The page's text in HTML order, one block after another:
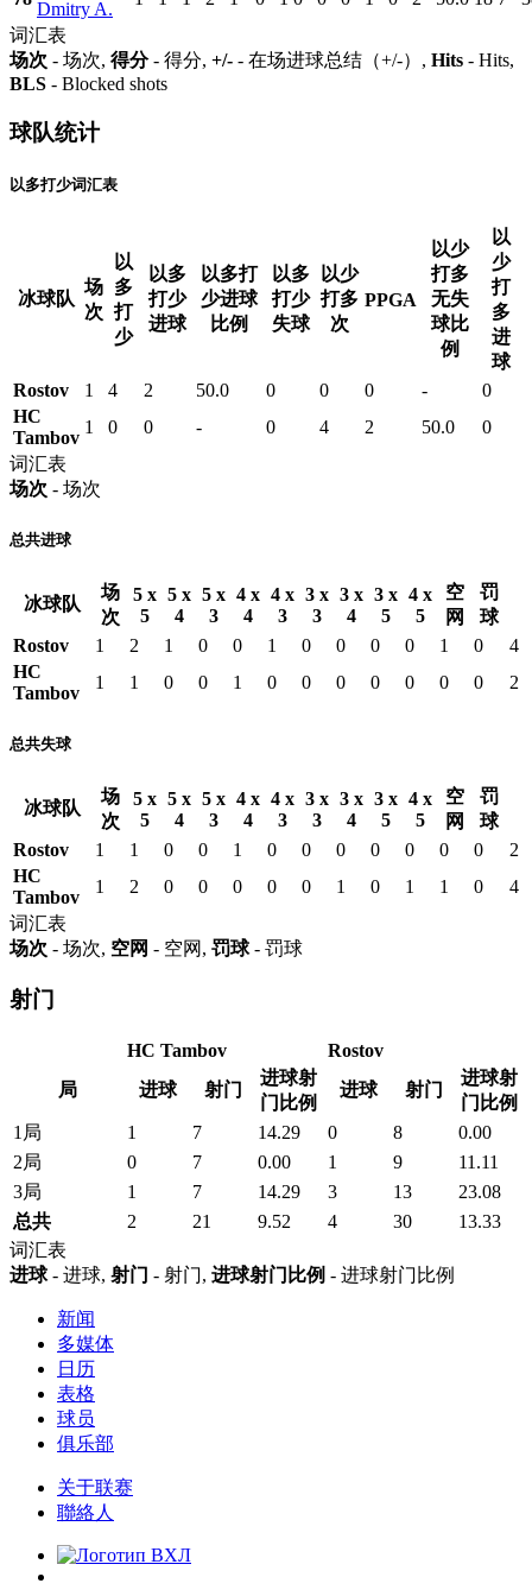
Dmitry A.
词汇表
场次 - 场次, 得分- 得分, +/- - 在场进球总结（+/-）, Hits - Hits,
BLS - Blocked shots
球队统计
以多打少词汇表
冰球队
场
次
以
多
打
少
以多
打少
进球
以多打
少进球
比例
以多
打少
失球
以少
打多
次
PPGA
以少
打多
无失
球比
例
以
少
打
多
进
球
Rostov
1 4 2 50.0 0 0 0 -
0
HC
Tambov
1 0 0 - 0 4 2 50.0
0
词汇表
场次 - 场次
总共进球
冰球队
场
次
5 x
5
5 x
4
5 x
3
4 x
4
4 x
3
3 x
3
3 x
4
3 x
5
4 x
5
空
网
罚
球
Rostov
1 2 1 0 0 1 0 0 0 0 1 0
4
HC
Tambov
1 1 0 0 1 0 0 0 0 0 0 0 2
总共失球
冰球队
场
次
5 x
5
5 x
4
5 x
3
4 x
4
4 x
3
3 x
3
3 x
4
3 x
5
4 x
5
空
网
罚
球
Rostov
1 1 0 0 1 0 0 0 0 0 0 0
2
HC
Tambov
1 2 0 0 0 0 0 1 0 1 1 0
4
词汇表
场次 - 场次, 空网 - 空网, 罚球- 罚球
射门
HC Tambov
Rostov
局
进球 射门
进球射
门比例
进球 射门
进球射
门比例
1局
1 7 14.29 0 8
0.00
2局
0 7 0.00 1 9
11.11
3局
1 7 14.29 3 13
23.08
总共
2 21 9.52 4 30
13.33
词汇表
进球- 进球, 射门 - 射门, 进球射门比例 - 进球射门比例
新闻
多媒体
日历
表格
球员
俱乐部
关于联赛
聯絡人